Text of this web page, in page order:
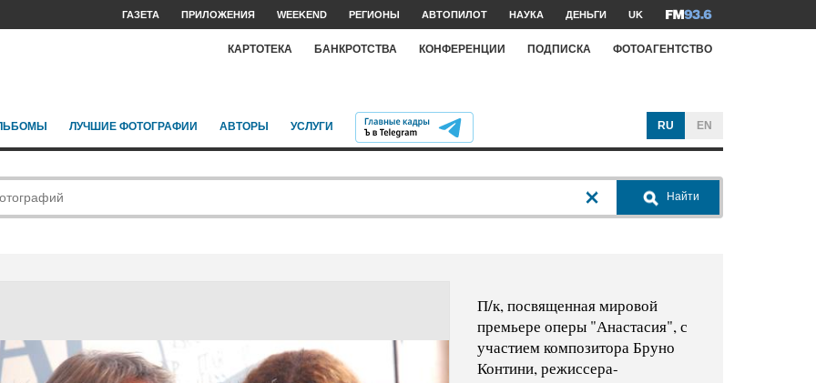
ГАЗЕТА ПРИЛОЖЕНИЯ WEEKEND РЕГИОНЫ АВТОПИЛОТ НАУКА ДЕНЬГИ UK
КАРТОТЕКА БАНКРОТСТВА КОНФЕРЕНЦИИ ПОДПИСКА ФОТОАГЕНТСТВО
ЛУЧШИЕ ФОТОГРАФИИ АВТОРЫ УСЛУГИ RU EN
Найти
П/к, посвященная мировой
премьере оперы "Анастасия", с
участием композитора Бруно
Контини, режиссера-